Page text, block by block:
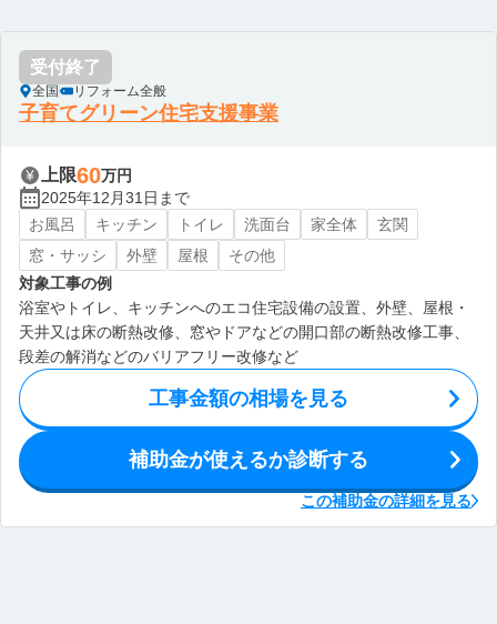
受付終了
全国 リフォーム全般
子育てグリーン住宅支援事業
上限60万円
2025年12月31日まで
お風呂
キッチン トイレ 洗面台 家全体
玄関
窓・サッシ
外壁 屋根
その他
対象工事の例
浴室やトイレ、キッチンへのエコ住宅設備の設置、外壁、屋根・
天井又は床の断熱改修、窓やドアなどの開口部の断熱改修工事、
段差の解消などのバリアフリー改修など
工事金額の相場を見る
補助金が使えるか診断する
この補助金の詳細を見る